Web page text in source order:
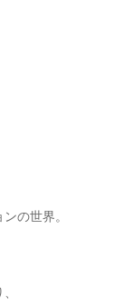
の世界。